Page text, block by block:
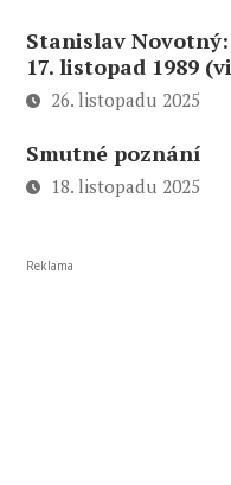
Stanislav Novotný:
17. listopad 1989
26. listopadu 2025
Smutné poznání
18. listopadu 2025
Reklama